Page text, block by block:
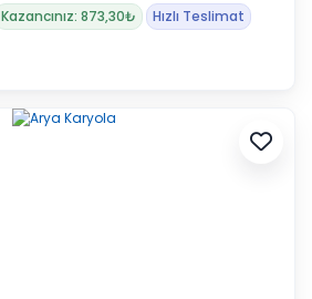
Kazancınız: 873,30₺ Hızlı Teslimat